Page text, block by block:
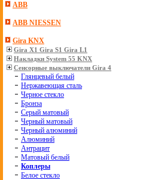
ABB
ABB NIESSEN
Gira KNX
Gira X1 Gira S1 Gira L1
Накладки System 55 KNX
Сенсорные выключатели Gira 4
Глянцевый белый
Нержавеющая сталь
Черное стекло
Бронза
Серый матовый
Черный матовый
Черный алюминий
Алюминий
Антрацит
Матовый белый
Коплеры
Белое стекло